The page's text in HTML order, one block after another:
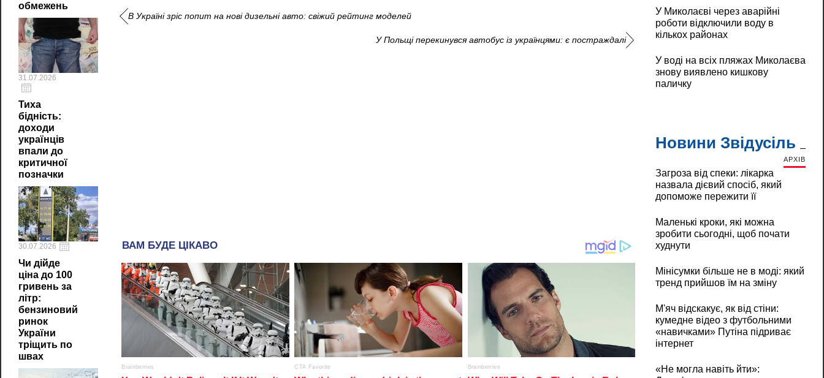
обмежень
31.07.2026
Тиха
бідність:
доходи
українців
впали до
критичної
позначки
30.07.2026
Чи дійде
ціна до 100
гривень за
літр:
бензиновий
ринок
України
тріщить по
швах
В Україні зріс попит на нові дизельні авто: свіжий рейтинг моделей
У Польщі перекинувся автобус із українцями: є постраждалі
У Миколаєві через аварійні
роботи відключили воду в
кількох районах
У воді на всіх пляжах Миколаєва
знову виявлено кишкову
паличку
Новини Звідусіль
АРХІВ
Загроза від спеки: лікарка
назвала дієвий спосіб, який
допоможе пережити її
Маленькі кроки, які можна
зробити сьогодні, щоб почати
худнути
Мінісумки більше не в моді: який
тренд прийшов їм на зміну
М'яч відскакує, як від стіни:
кумедне відео з футбольними
«навичками» Путіна підриває
інтернет
«Не могла навіть йти»: